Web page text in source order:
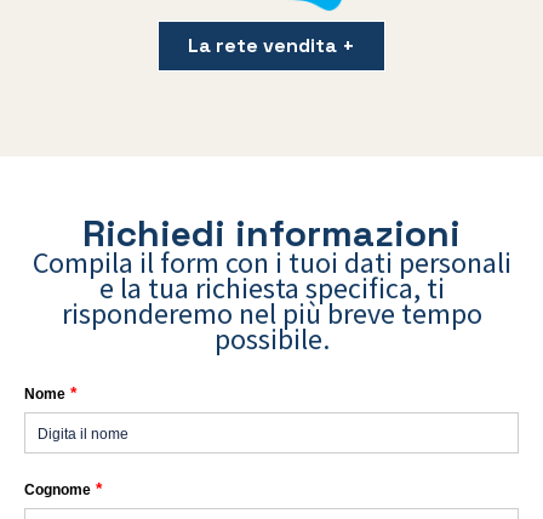
La rete vendita +
Richiedi informazioni
Compila il form con i tuoi dati personali
e la tua richiesta specifica, ti
risponderemo nel più breve tempo
possibile.
Nome *
Cognome *